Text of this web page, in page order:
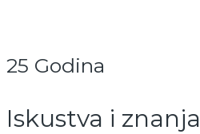
25 Godina
Iskustva i znanja